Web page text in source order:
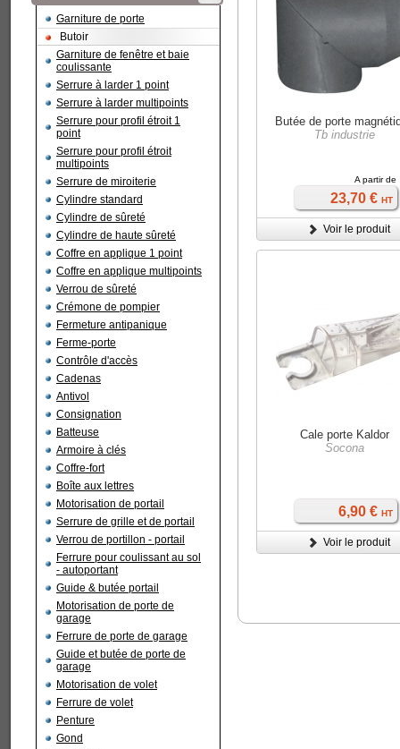
Garniture de porte
Butoir
Garniture de fenêtre et baie
coulissante
Serrure à larder 1 point
Serrure à larder multipoints
Serrure pour profil étroit 1
point
Serrure pour profil étroit
multipoints
Serrure de miroiterie
Cylindre standard
Cylindre de sûreté
Cylindre de haute sûreté
Coffre en applique 1 point
Coffre en applique multipoints
Verrou de sûreté
Crémone de pompier
Fermeture antipanique
Ferme-porte
Contrôle d'accès
Cadenas
Antivol
Consignation
Batteuse
Armoire à clés
Coffre-fort
Boîte aux lettres
Motorisation de portail
Serrure de grille et de portail
Verrou de portillon - portail
Ferrure pour coulissant au sol
- autoportant
Guide & butée portail
Motorisation de porte de
garage
Ferrure de porte de garage
Guide et butée de porte de
garage
Motorisation de volet
Ferrure de volet
Penture
Gond
Butée de porte
Tb industrie
A partir de
23,70 € HT
Voir le produit
Cale porte Kaldor
Socona
6,90 € HT
Voir le produit